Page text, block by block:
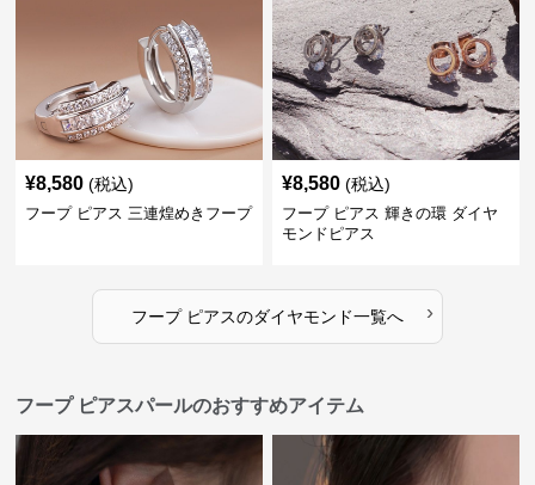
¥8,580 (税込)
フープ ピアス 三連煌めきフープ
¥8,580 (税込)
フープ ピアス 輝きの環 ダイヤ
モンドピアス
フープ ピアスのダイヤモンド一覧へ ›
フープ ピアスパールのおすすめアイテム